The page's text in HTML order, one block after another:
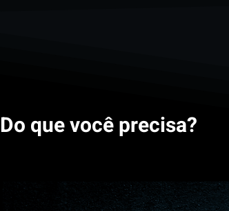
Do que você precisa?